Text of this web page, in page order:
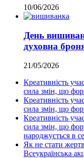
10/06/2026
День
духовна
21/05/2026
Креативність
сила змін, що
Креативність
сила змін, що
Креативність
сила змін, що
народжується в
Як не стати
Всеукраїнська